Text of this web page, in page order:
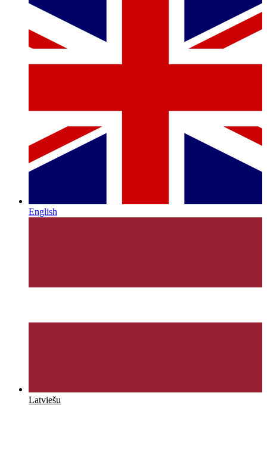
English
Latviešu